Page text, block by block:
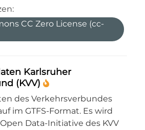
CC Zero License (cc-
Karlsruher
(KVV)
des Verkehrsverbundes
im GTFS-Format. Es wird
Data-Initiative des KVV